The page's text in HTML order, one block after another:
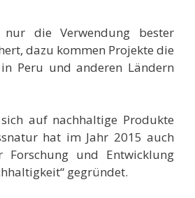
die Verwendung bester
dazu kommen Projekte die
Peru und anderen Ländern
auf nachhaltige Produkte
hat im Jahr 2015 auch
Forschung und Entwicklung
gegründet.